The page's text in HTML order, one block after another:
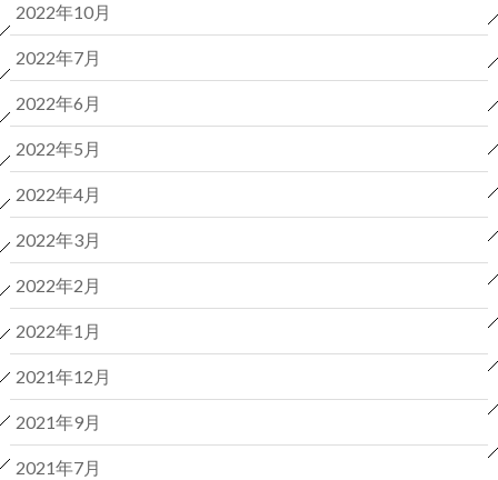
2022年10月
2022年7月
2022年6月
2022年5月
2022年4月
2022年3月
2022年2月
2022年1月
2021年12月
2021年9月
2021年7月